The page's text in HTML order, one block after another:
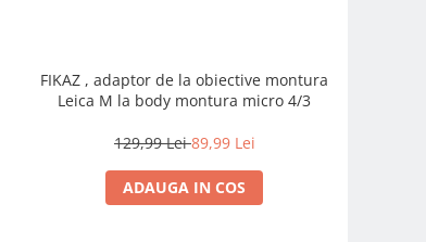
FIKAZ , adaptor de la obiective montura
Leica M la body montura micro 4/3
129,99 Lei89,99 Lei
ADAUGA IN COS